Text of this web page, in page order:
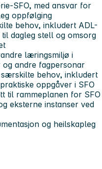
SFO, med ansvar for
oppfølging
behov, inkludert ADL-
dagleg stell og omsorg
læringsmiljø i
og andre fagpersonar
behov, inkludert
oppgåver i SFO
til rammeplanen for SFO
eksterne instanser ved
og heilskapleg